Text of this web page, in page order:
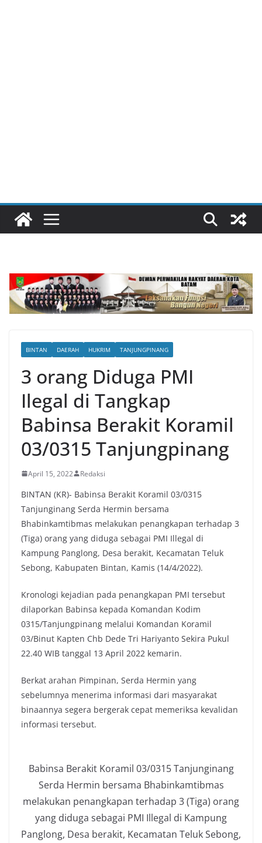
BINTAN DAERAH HUKRIM TANJUNGPINANG
3 orang Diduga PMI
Ilegal di Tangkap
Babinsa Berakit Koramil
03/0315 Tanjungpinang
April 15, 2022 Redaksi
BINTAN (KR)- Babinsa Berakit Koramil 03/0315
Tanjunginang Serda Hermin bersama
Bhabinkamtibmas melakukan penangkapan terhadap 3
(Tiga) orang yang diduga sebagai PMI Illegal di
Kampung Panglong, Desa berakit, Kecamatan Teluk
Sebong, Kabupaten Bintan, Kamis (14/4/2022).
Kronologi kejadian pada penangkapan PMI tersebut
dilaporkan Babinsa kepada Komandan Kodim
0315/Tanjungpinang melalui Komandan Koramil
03/Binut Kapten Chb Dede Tri Hariyanto Sekira Pukul
22.40 WIB tanggal 13 April 2022 kemarin.
Berkat arahan Pimpinan, Serda Hermin yang
sebelumnya menerima informasi dari masyarakat
binaannya segera bergerak cepat memeriksa kevalidan
informasi tersebut.
Babinsa Berakit Koramil 03/0315 Tanjunginang
Serda Hermin bersama Bhabinkamtibmas
melakukan penangkapan terhadap 3 (Tiga) orang
yang diduga sebagai PMI Illegal di Kampung
Panglong, Desa berakit, Kecamatan Teluk Sebong,